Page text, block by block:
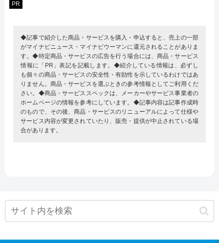
PR
◆記事で紹介した商品・サービスを購入・申込すると、売上の一部
がマイナビニュース・マイナビウーマンに還元されることがありま
す。◆特定商品・サービスの広告を行う場合には、商品・サービス
情報に「PR」表記を記載します。◆紹介している情報は、必ずし
も個々の商品・サービスの安全性・有効性を示しているわけではあ
りません。商品・サービスを選ぶときの参考情報としてご利用くだ
さい。◆商品・サービススペックは、メーカーやサービス事業者の
ホームページの情報を参考にしています。◆記事内容は記事作成時
のもので、その後、商品・サービスのリニューアルによって仕様や
サービス内容が変更されていたり、販売・提供が中止されている場
合があります。